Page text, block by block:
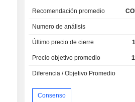
Recomendación promedio
Numero de análisis
Último precio de cierre
Precio objetivo promedio
Diferencia / Objetivo Promedio
Consenso